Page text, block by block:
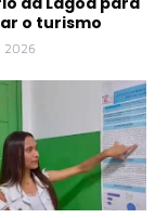
o turismo
2026